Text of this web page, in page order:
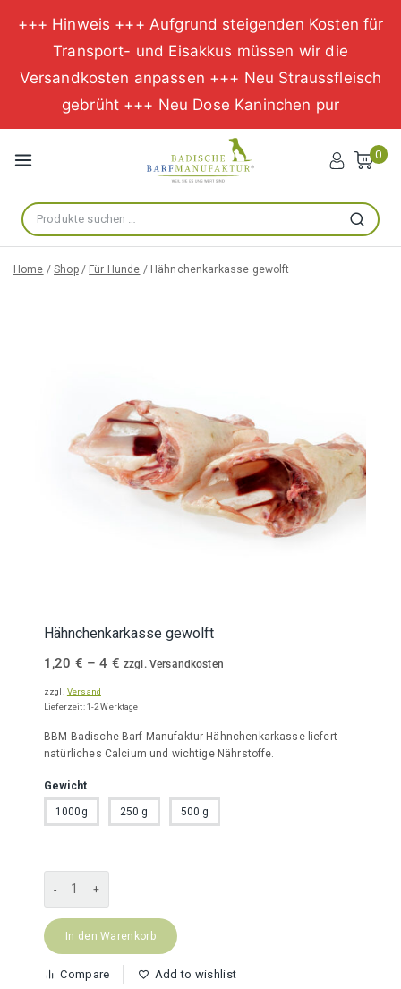
+++ Hinweis +++ Aufgrund steigenden Kosten für
Transport- und Eisakkus müssen wir die
Versandkosten anpassen +++ Neu Straussfleisch
gebrüht +++ Neu Dose Kaninchen pur
Inhalt
springen
0
Suche
nach:
Suchen
Home / Shop / Für Hunde / Hähnchenkarkasse gewolft
Hähnchenkarkasse gewolft
1,20 € –4 €Preisspanne:
bis
zzgl. Versandkosten
zzgl. Versand
Lieferzeit: 1-2 Werktage
BBM Badische Barf Manufaktur Hähnchenkarkasse liefert
natürliches Calcium und wichtige Nährstoffe.
Gewicht
1000g 250 g 500 g
gewolft
In den Warenkorb
Compare Add to wishlist